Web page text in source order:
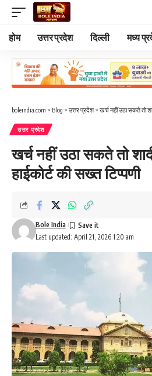
होम उत्तर प्रदेश दिल्ली मध्य
boleindia.com > Blog > उत्तर प्रदेश> खर्च नहीं उठा सकते तो
उत्तर प्रदेश
खर्च नहीं उठा सकते तो
हाईकोर्ट की सख्त टिप्पणी
Last updated: April 21, 2026 1:20 am
Bole India